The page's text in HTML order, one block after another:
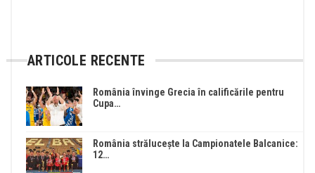
ARTICOLE RECENTE
România învinge Grecia în calificările pentru
Cupa…
România strălucește la Campionatele Balcanice:
12…